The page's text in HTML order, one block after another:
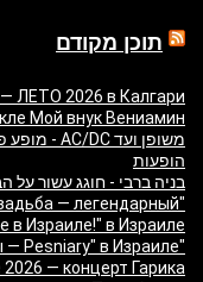
תוכן מקודם
— ЛЕТО 2026 в Калгари
Мой внук Вениамин
הופעות
בניה ברבי - חוגג עשור על הבמות! 2026 - כרטיסים
— легендарный
в Израиле!" в Израиле
"Песняры — Pesniary" в Израиле
— концерт Гарика